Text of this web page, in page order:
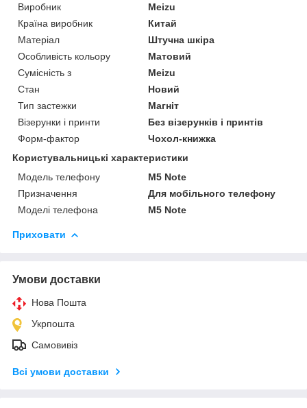
Виробник
Meizu
Країна виробник
Китай
Матеріал
Штучна шкіра
Особливість кольору
Матовий
Сумісність з
Meizu
Стан
Новий
Тип застежки
Магніт
Візерунки і принти
Без візерунків і принтів
Форм-фактор
Чохол-книжка
Користувальницькі характеристики
Модель телефону
M5 Note
Призначення
Для мобільного телефону
Моделі телефона
M5 Note
Приховати
Умови доставки
Нова Пошта
Укрпошта
Самовивіз
Всі умови доставки